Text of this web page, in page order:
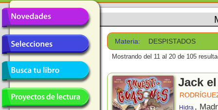
Materia: DESPISTADOS
Mostrando del 11 al 20 de 105
Jack
Hidra ,